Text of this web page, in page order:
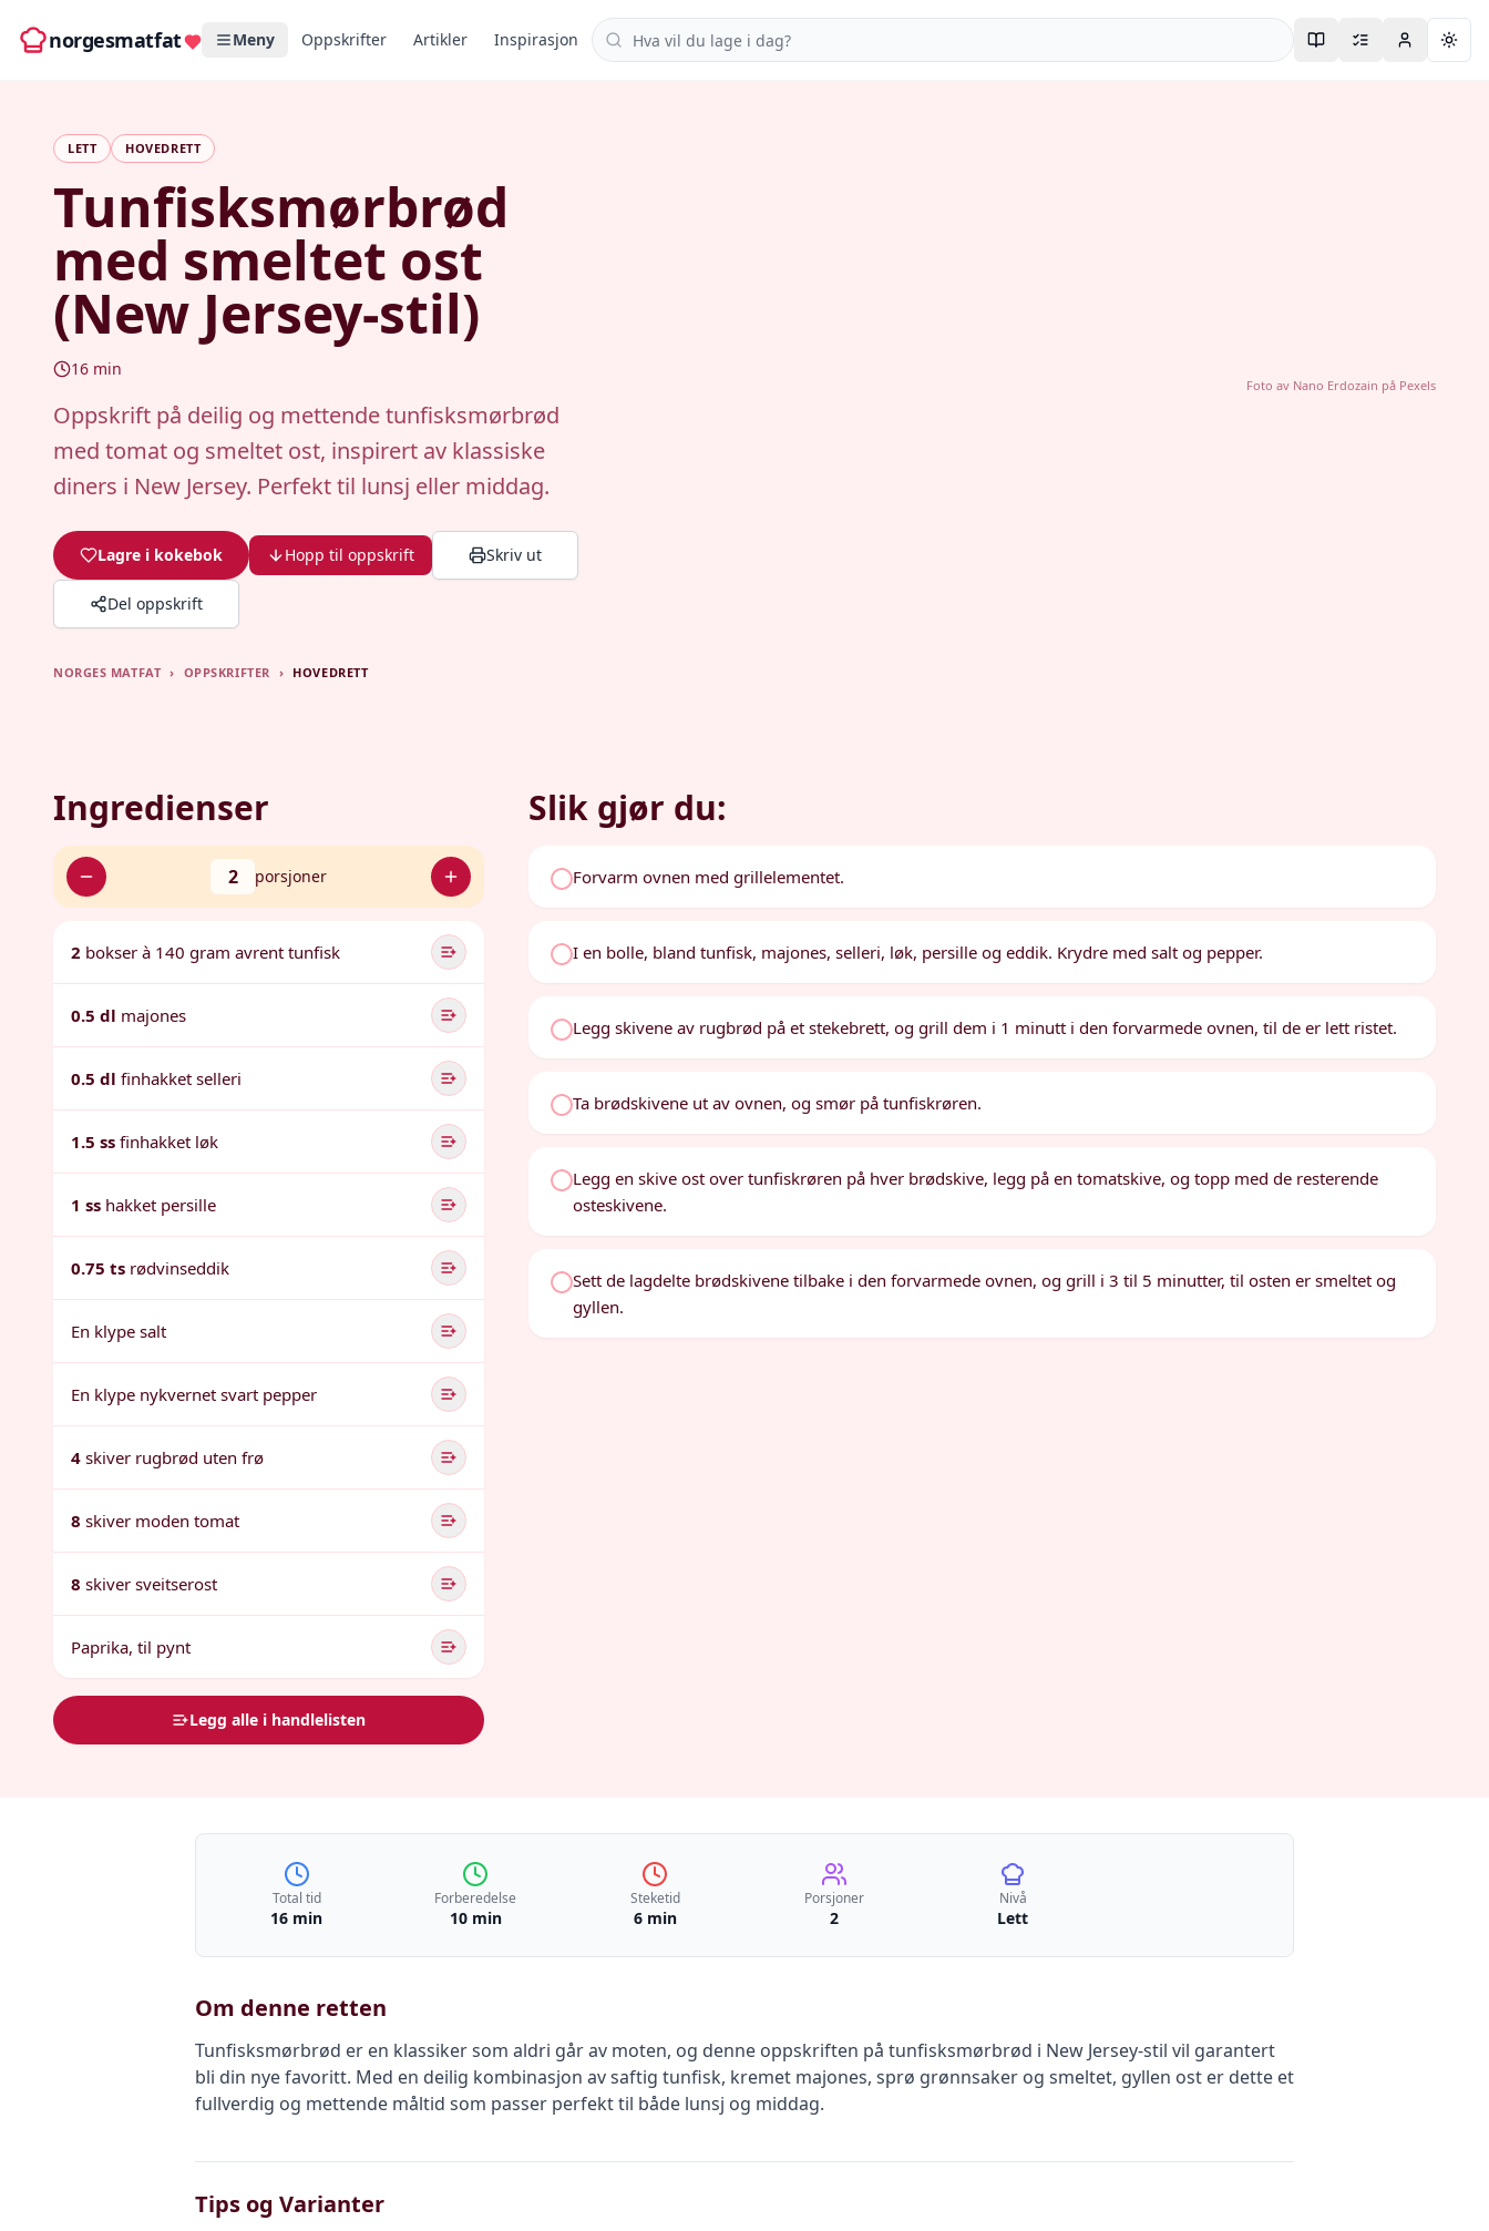
norgesmatfat Meny Oppskrifter Artikler Inspirasjon Søk i oppskrifter
LETT HOVEDRETT
Tunfisksmørbrød
med smeltet ost
(New Jersey-stil)
16 min
Oppskrift på deilig og mettende tunfisksmørbrød
med tomat og smeltet ost, inspirert av klassiske
diners i New Jersey. Perfekt til lunsj eller middag.
Lagre i kokebok Hopp til oppskrift Skriv ut
Del oppskrift
Foto av Nano Erdozain på Pexels
NORGES MATFAT › OPPSKRIFTER › HOVEDRETT
Ingredienser
2 porsjoner
2 bokser à 140 gram avrent tunfisk
0.5 dl majones
0.5 dl finhakket selleri
1.5 ss finhakket løk
1 ss hakket persille
0.75 ts rødvinseddik
En klype salt
En klype nykvernet svart pepper
4 skiver rugbrød uten frø
8 skiver moden tomat
8 skiver sveitserost
Paprika, til pynt
Legg alle i handlelisten
Slik gjør du:
Forvarm ovnen med grillelementet.
I en bolle, bland tunfisk, majones, selleri, løk, persille og eddik. Krydre med salt og pepper.
Legg skivene av rugbrød på et stekebrett, og grill dem i 1 minutt i den forvarmede ovnen, til de er lett ristet.
Ta brødskivene ut av ovnen, og smør på tunfiskrøren.
Legg en skive ost over tunfiskrøren på hver brødskive, legg på en tomatskive, og topp med de resterende
osteskivene.
Sett de lagdelte brødskivene tilbake i den forvarmede ovnen, og grill i 3 til 5 minutter, til osten er smeltet og
gyllen.
Total tid
16 min
Forberedelse
10 min
Steketid
6 min
Porsjoner
2
Nivå
Lett
Om denne retten
Tunfisksmørbrød er en klassiker som aldri går av moten, og denne oppskriften på tunfisksmørbrød i New Jersey-stil vil garantert
bli din nye favoritt. Med en deilig kombinasjon av saftig tunfisk, kremet majones, sprø grønnsaker og smeltet, gyllen ost er dette et
fullverdig og mettende måltid som passer perfekt til både lunsj og middag.
Tips og Varianter